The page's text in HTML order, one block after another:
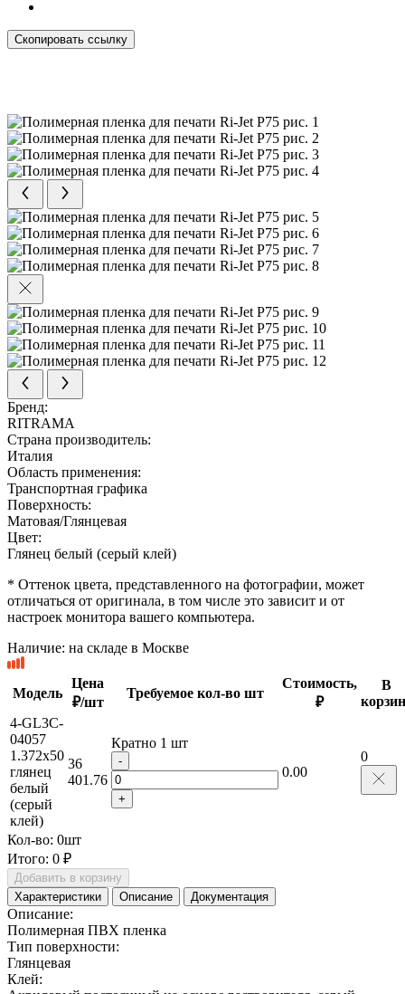
Скопировать ссылку
Бренд:
RITRAMA
Страна производитель:
Италия
Область применения:
Транспортная графика
Поверхность:
Матовая/Глянцевая
Цвет:
Глянец белый (серый клей)
* Оттенок цвета, представленного на фотографии, может
отличаться от оригинала, в том числе это зависит и от
настроек монитора вашего компьютера.
Наличие: на складе в Москве
Модель
Цена
₽/шт
Требуемое кол-во шт
Стоимость,
₽
В
4-GL3C-
04057
1.372x50
глянец
белый
(серый
клей)
36
401.76
Кратно 1 шт
-
+
0.00
0
Кол-во: 0шт
Итого: 0 ₽
Добавить в корзину
Характеристики
Описание Документация
Описание:
Полимерная ПВХ пленка
Тип поверхности:
Глянцевая
Клей: